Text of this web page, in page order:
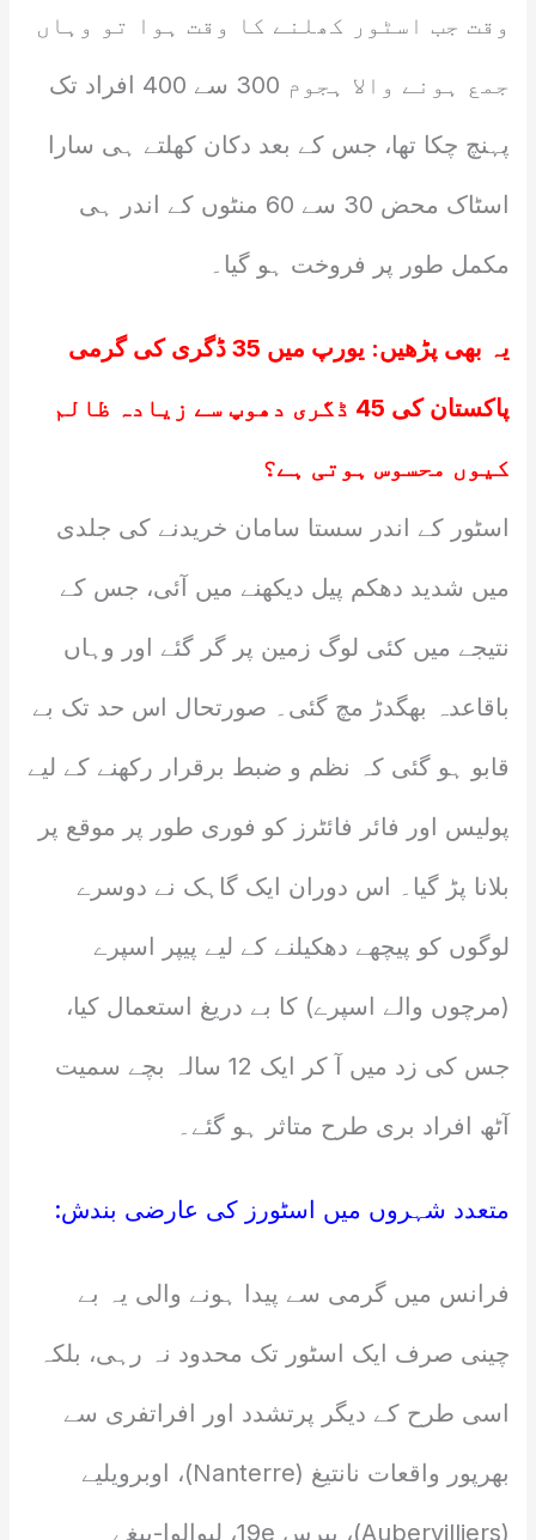
وقت جب اسٹور کھلنے کا وقت ہوا تو وہاں
جمع ہونے والا ہجوم 300 سے 400 افراد تک
پہنچ چکا تھا، جس کے بعد دکان کھلتے ہی سارا
اسٹاک محض 30 سے 60 منٹوں کے اندر ہی
مکمل طور پر فروخت ہو گیا۔
یہ بھی پڑھیں: یورپ میں 35 ڈگری کی گرمی
پاکستان کی 45 ڈگری دھوپ سے زیادہ ظالم
کیوں محسوس ہوتی ہے؟
اسٹور کے اندر سستا سامان خریدنے کی جلدی
میں شدید دھکم پیل دیکھنے میں آئی، جس کے
نتیجے میں کئی لوگ زمین پر گر گئے اور وہاں
باقاعدہ بھگدڑ مچ گئی۔ صورتحال اس حد تک بے
قابو ہو گئی کہ نظم و ضبط برقرار رکھنے کے لیے
پولیس اور فائر فائٹرز کو فوری طور پر موقع پر
بلانا پڑ گیا۔ اس دوران ایک گاہک نے دوسرے
لوگوں کو پیچھے دھکیلنے کے لیے پیپر اسپرے
(مرچوں والے اسپرے) کا بے دریغ استعمال کیا،
جس کی زد میں آ کر ایک 12 سالہ بچے سمیت
آٹھ افراد بری طرح متاثر ہو گئے۔
متعدد شہروں میں اسٹورز کی عارضی بندش:
فرانس میں گرمی سے پیدا ہونے والی یہ بے
چینی صرف ایک اسٹور تک محدود نہ رہی، بلکہ
اسی طرح کے دیگر پرتشدد اور افراتفری سے
بھرپور واقعات نانتیغ (Nanterre)، اوبرویلیے
(Aubervilliers)، پیرس 19e، لیوالوا-پیغے